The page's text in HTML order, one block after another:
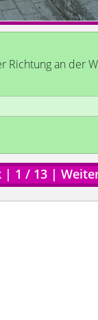
Richtung an der
| 1 / 13 |